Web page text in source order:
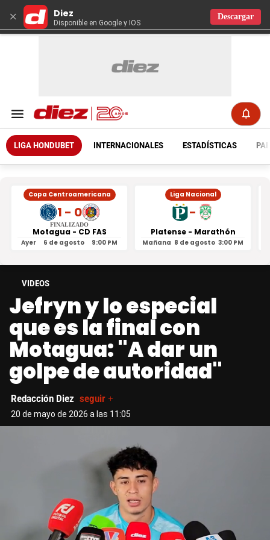
× Diez
Disponible en Google y IOS
Descargar
LIGA HONDUBET INTERNACIONALES ESTADÍSTICAS
Copa Centroamericana
1 - 0
FINALIZADO
Motagua - CD FAS
Ayer 6 de agosto 9:00 PM
Liga Nacional
-
Platense - Marathón
Mañana 8 de agosto 3:00 PM
VIDEOS
Jefryn y lo especial
que es la final con
Motagua: "A dar un
golpe de autoridad"
Redacción Diez seguir +
20 de mayo de 2026 a las 11:05